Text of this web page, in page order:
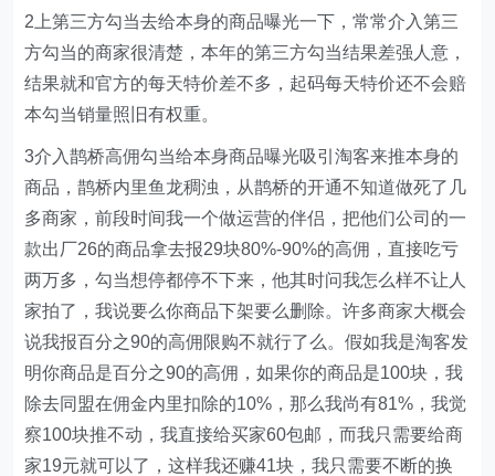
2上第三方勾当去给本身的商品曝光一下，常常介入第三
方勾当的商家很清楚，本年的第三方勾当结果差强人意，
结果就和官方的每天特价差不多，起码每天特价还不会赔
本勾当销量照旧有权重。
3介入鹊桥高佣勾当给本身商品曝光吸引淘客来推本身的
商品，鹊桥内里鱼龙稠浊，从鹊桥的开通不知道做死了几
多商家，前段时间我一个做运营的伴侣，把他们公司的一
款出厂26的商品拿去报29块80%-90%的高佣，直接吃亏
两万多，勾当想停都停不下来，他其时问我怎么样不让人
家拍了，我说要么你商品下架要么删除。许多商家大概会
说我报百分之90的高佣限购不就行了么。假如我是淘客发
明你商品是百分之90的高佣，如果你的商品是100块，我
除去同盟在佣金内里扣除的10%，那么我尚有81%，我觉
察100块推不动，我直接给买家60包邮，而我只需要给商
家19元就可以了，这样我还赚41块，我只需要不断的换